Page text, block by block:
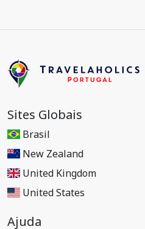
Sites Globais
Brasil
New Zealand
United Kingdom
United States
Ajuda